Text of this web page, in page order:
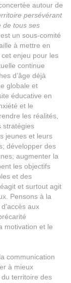
autour de
persévérant
de tous ses
un sous-comité
à mettre en
enjeu pour les
continue
d’âge déjà
globale et
éducative en
et le
les réalités,
stratégies
jeunes et leurs
développer des
augmenter la
les objectifs
et des
et surtout agit
Pensons à la
aux
motivation et le
communication
à mieux
territoire des